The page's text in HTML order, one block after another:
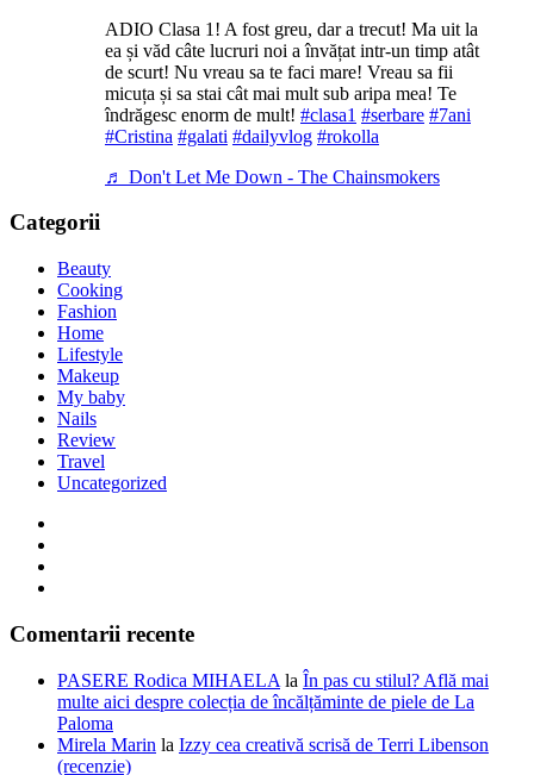
ADIO Clasa 1! A fost greu, dar a trecut! Ma uit la
ea și văd câte lucruri noi a învățat intr-un timp atât
de scurt! Nu vreau sa te faci mare! Vreau sa fii
micuța și sa stai cât mai mult sub aripa mea! Te
îndrăgesc enorm de mult! #clasa1 #serbare #7ani
#Cristina #galati #dailyvlog #rokolla
♬ Don't Let Me Down - The Chainsmokers
Categorii
Beauty
Cooking
Fashion
Home
Lifestyle
Makeup
My baby
Nails
Review
Travel
Uncategorized
Comentarii recente
PASERE Rodica MIHAELA la În pas cu stilul? Află mai
multe aici despre colecția de încălțăminte de piele de La
Paloma
Mirela Marin la Izzy cea creativă scrisă de Terri Libenson
(recenzie)